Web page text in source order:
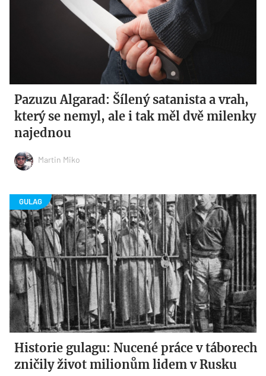
Pazuzu Algarad: Šílený satanista a vrah,
který se nemyl, ale i tak měl dvě milenky
najednou
Martin Miko
Historie gulagu: Nucené práce v táborech
zničily život milionům lidem v Rusku